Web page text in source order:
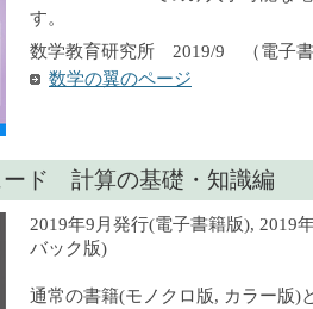
す。
数学教育研究所 2019/9 （電子
数学の翼のページ
ード 計算の基礎・知識編
2019年9月発行(電子書籍版), 2019
バック版)
通常の書籍(モノクロ版, カラー版)